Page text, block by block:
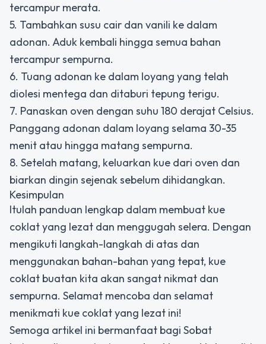
tercampur merata.
5. Tambahkan susu cair dan vanili ke dalam
adonan. Aduk kembali hingga semua bahan
tercampur sempurna.
6. Tuang adonan ke dalam loyang yang telah
diolesi mentega dan ditaburi tepung terigu.
7. Panaskan oven dengan suhu 180 derajat Celsius.
Panggang adonan dalam loyang selama 30-35
menit atau hingga matang sempurna.
8. Setelah matang, keluarkan kue dari oven dan
biarkan dingin sejenak sebelum dihidangkan.
Kesimpulan
Itulah panduan lengkap dalam membuat kue
coklat yang lezat dan menggugah selera. Dengan
mengikuti langkah-langkah di atas dan
menggunakan bahan-bahan yang tepat, kue
coklat buatan kita akan sangat nikmat dan
sempurna. Selamat mencoba dan selamat
menikmati kue coklat yang lezat ini!
Semoga artikel ini bermanfaat bagi Sobat